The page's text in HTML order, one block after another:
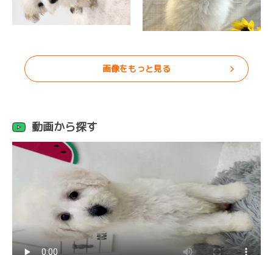
画像をもっと見る
動画から探す